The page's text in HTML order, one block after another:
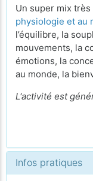
Un super mix
physiologie et au
l’équilibre, la
mouvements, la
émotions, la
au monde, la
L'activité est
Infos pratiques